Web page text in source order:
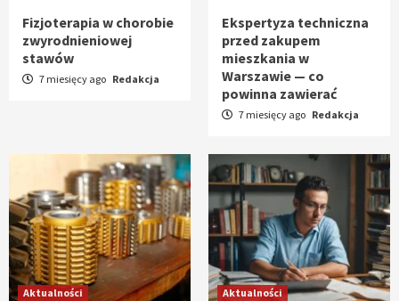
Fizjoterapia w chorobie
zwyrodnieniowej
stawów
7 miesięcy ago Redakcja
Ekspertyza techniczna
przed zakupem
mieszkania w
Warszawie — co
powinna zawierać
7 miesięcy ago Redakcja
Aktualności Aktualności